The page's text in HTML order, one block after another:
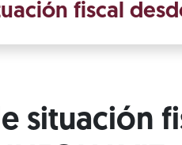
fiscal
situación